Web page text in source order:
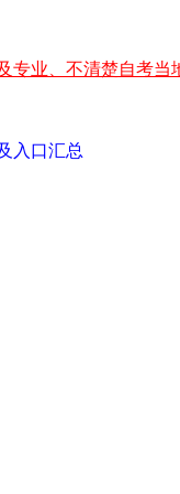
专业、不清楚自考当
入口汇总